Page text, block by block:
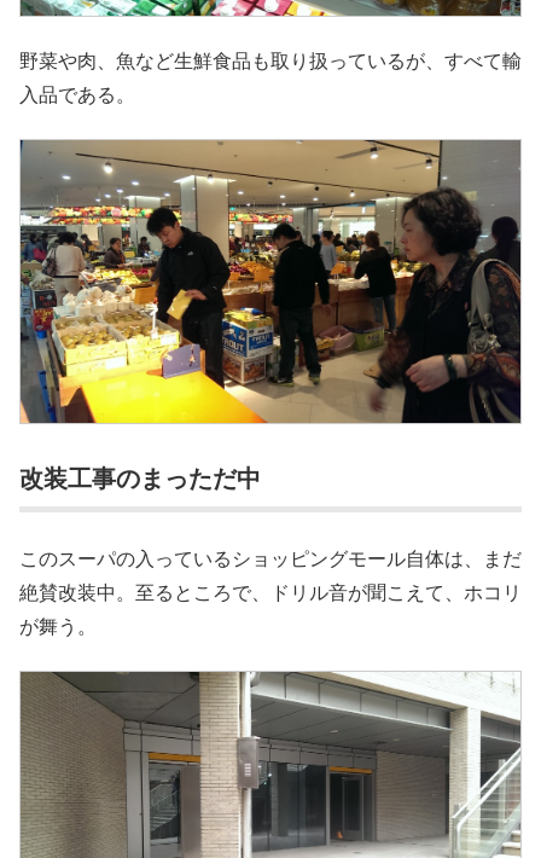
野菜や肉、魚など生鮮食品も取り扱っているが、すべて輸
入品である。
改装工事のまっただ中
このスーパの入っているショッピングモール自体は、まだ
絶賛改装中。至るところで、ドリル音が聞こえて、ホコリ
が舞う。